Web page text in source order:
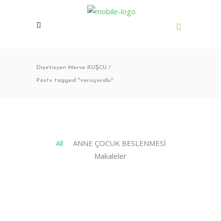
Diyetisyen Merve KUŞCU /
Posts tagged "varisçorabı"
All
ANNE ÇOCUK BESLENMESİ
Makaleler